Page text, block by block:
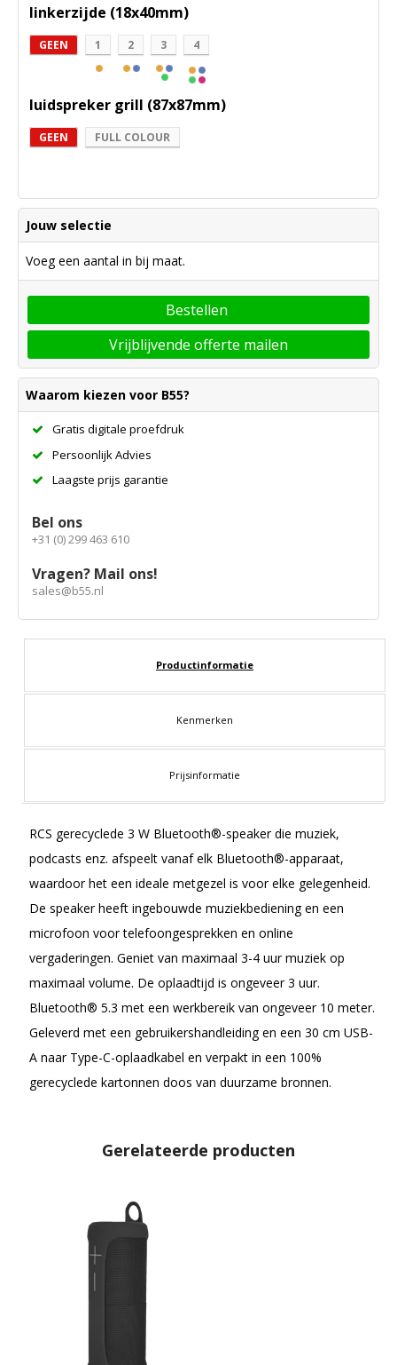
linkerzijde (18x40mm)
GEEN 1 2 3 4
luidspreker grill (87x87mm)
GEEN FULL COLOUR
Jouw selectie
Voeg een aantal in bij maat.
Bestellen
Vrijblijvende offerte mailen
Waarom kiezen voor B55?
Gratis digitale proefdruk
Persoonlijk Advies
Laagste prijs garantie
Bel ons
+31 (0) 299 463 610
Vragen? Mail ons!
sales@b55.nl
Productinformatie
Kenmerken
Prijsinformatie
RCS gerecyclede 3 W Bluetooth®-speaker die muziek,
podcasts enz. afspeelt vanaf elk Bluetooth®-apparaat,
waardoor het een ideale metgezel is voor elke gelegenheid.
De speaker heeft ingebouwde muziekbediening en een
microfoon voor telefoongesprekken en online
vergaderingen. Geniet van maximaal 3-4 uur muziek op
maximaal volume. De oplaadtijd is ongeveer 3 uur.
Bluetooth® 5.3 met een werkbereik van ongeveer 10 meter.
Geleverd met een gebruikershandleiding en een 30 cm USB-
A naar Type-C-oplaadkabel en verpakt in een 100%
gerecyclede kartonnen doos van duurzame bronnen.
Gerelateerde producten